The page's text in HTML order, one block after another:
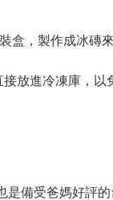
盒，製作成冰磚
放進冷凍庫，以
備受爸媽好評